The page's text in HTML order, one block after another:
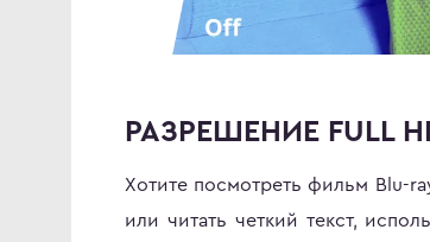
РАЗРЕШЕНИЕ FULL
Хотите посмотреть фильм Blu-
или читать четкий текст,